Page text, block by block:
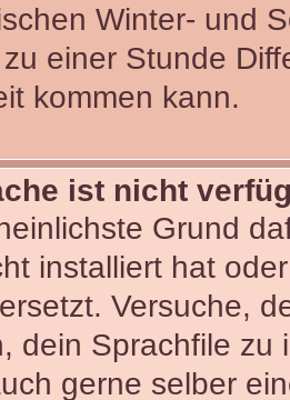
Winter- und
einer Stunde
kommen kann.
ist nicht
Grund
installiert hat
Versuche,
dein Sprachfile zu
gerne selber